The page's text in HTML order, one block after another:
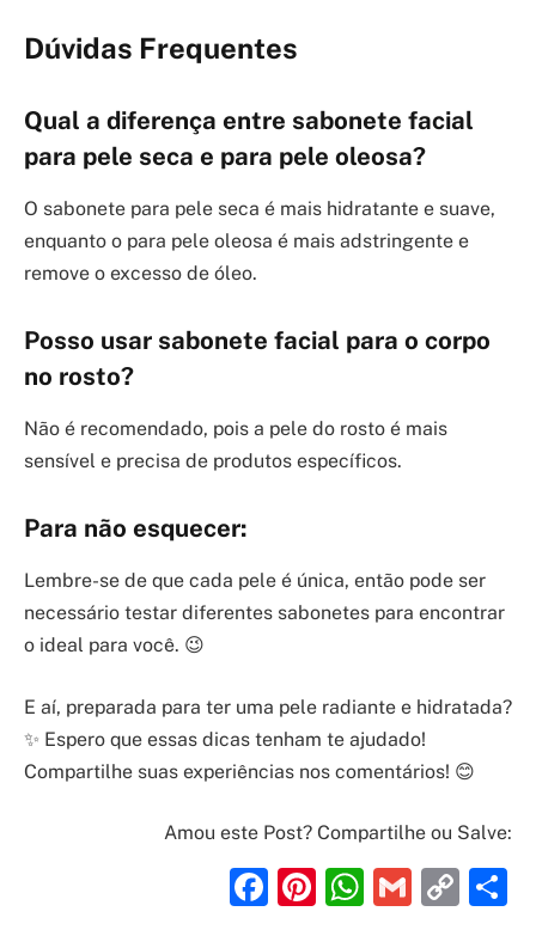
Dúvidas Frequentes
Qual a diferença entre sabonete facial
para pele seca e para pele oleosa?
O sabonete para pele seca é mais hidratante e suave,
enquanto o para pele oleosa é mais adstringente e
remove o excesso de óleo.
Posso usar sabonete facial para o corpo
no rosto?
Não é recomendado, pois a pele do rosto é mais
sensível e precisa de produtos específicos.
Para não esquecer:
Lembre-se de que cada pele é única, então pode ser
necessário testar diferentes sabonetes para encontrar
o ideal para você. 😉
E aí, preparada para ter uma pele radiante e hidratada?
✨ Espero que essas dicas tenham te ajudado!
Compartilhe suas experiências nos comentários! 😊
Amou este Post? Compartilhe ou Salve:
Facebook
Pinterest
Gmail